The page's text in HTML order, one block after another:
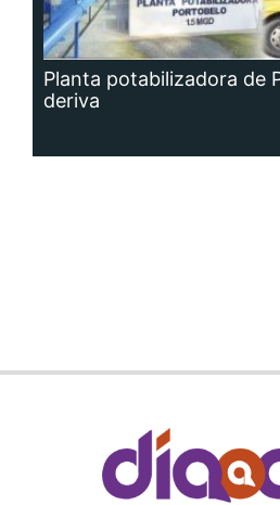
Planta potabilizadora de
deriva